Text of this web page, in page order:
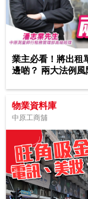
業主必看！將出租
邊啲？ 兩大法例風
物業資料庫
中原工商舖